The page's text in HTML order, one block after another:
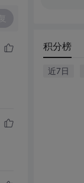
积分榜
近7日